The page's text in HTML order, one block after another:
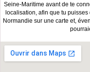
Seine-Maritime avant de te
localisation, afin que tu puisses
Normandie sur une carte et,